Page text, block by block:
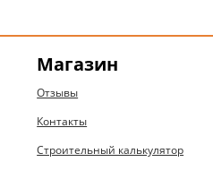
Магазин
Отзывы
Контакты
Строительный калькулятор